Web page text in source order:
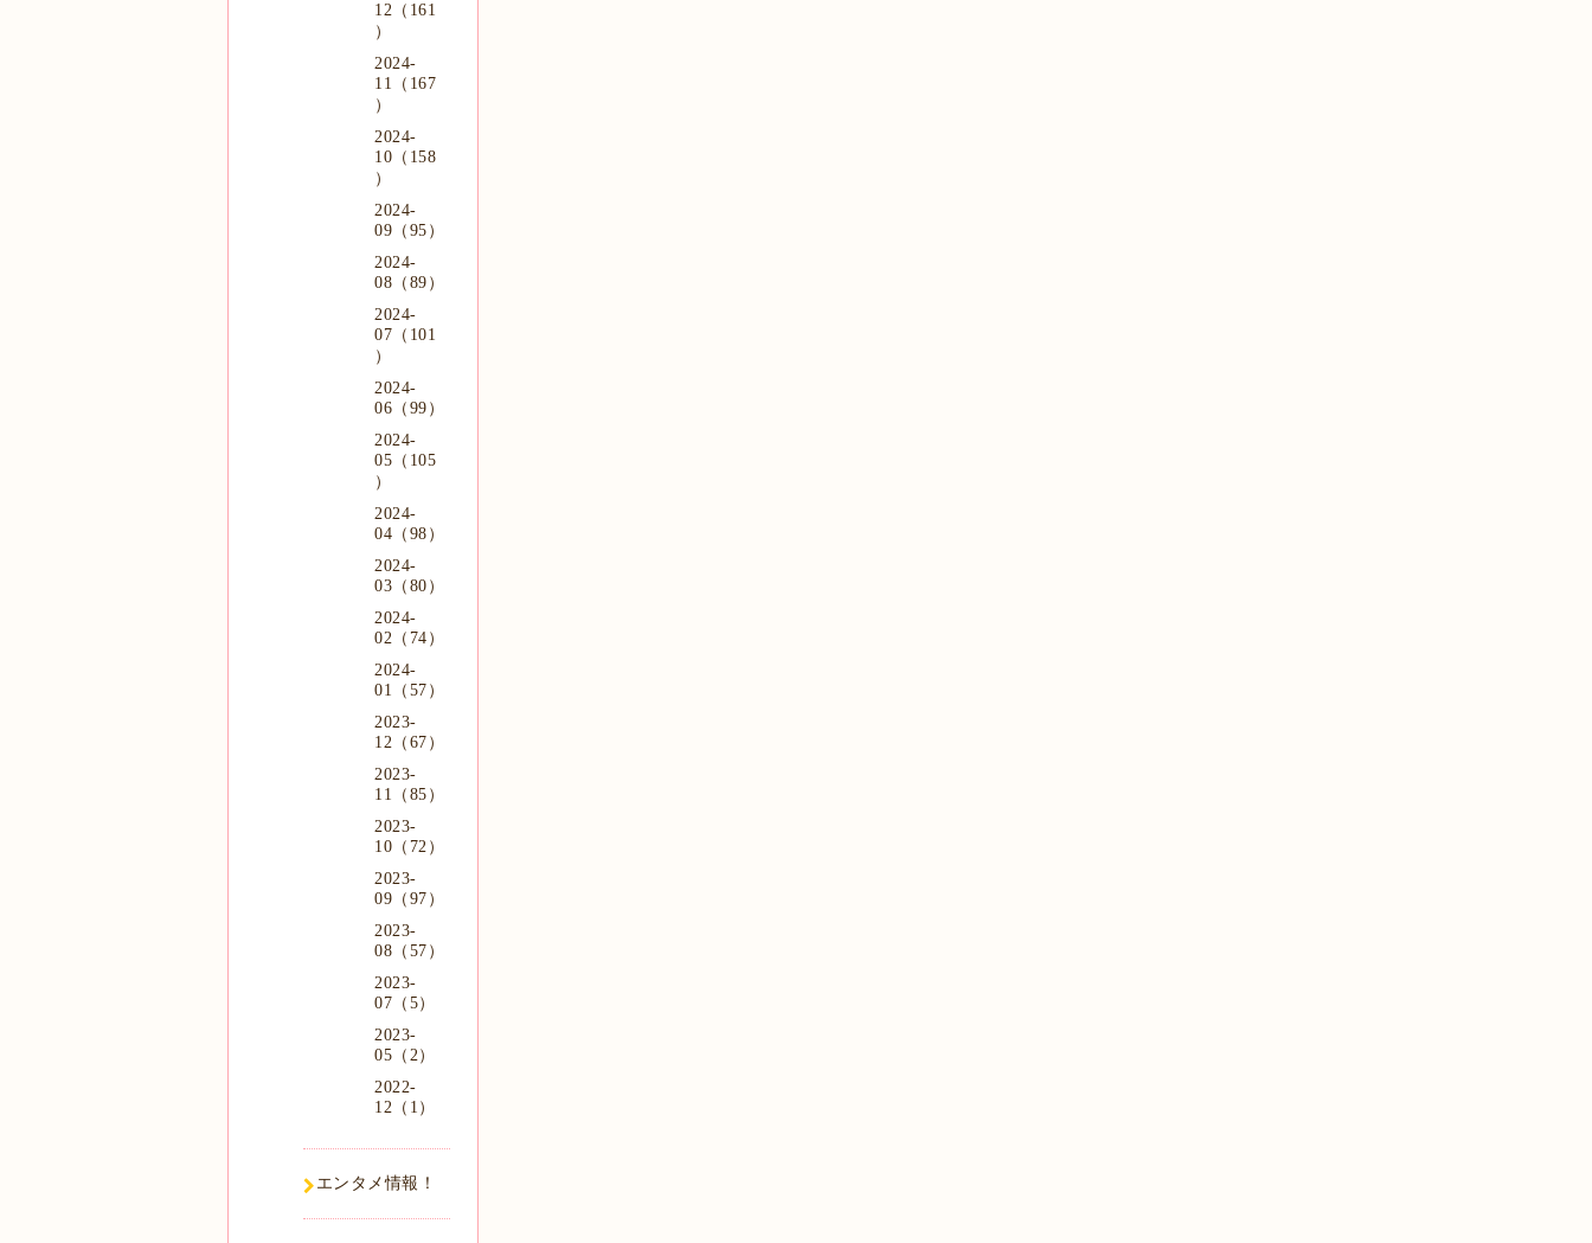
12（161
）
2024-
11（167
）
2024-
10（158
）
2024-
09（95）
2024-
08（89）
2024-
07（101
）
2024-
06（99）
2024-
05（105
）
2024-
04（98）
2024-
03（80）
2024-
02（74）
2024-
01（57）
2023-
12（67）
2023-
11（85）
2023-
10（72）
2023-
09（97）
2023-
08（57）
2023-
07（5）
2023-
05（2）
2022-
12（1）
エンタメ情報！